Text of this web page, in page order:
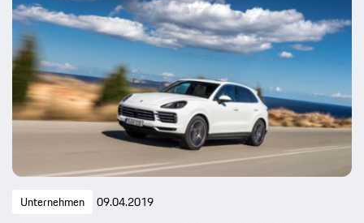
Unternehmen 09.04.2019